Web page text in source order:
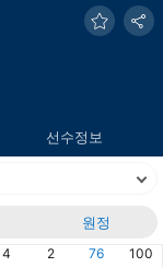
선수정보
원정
승점
4 2 76 100